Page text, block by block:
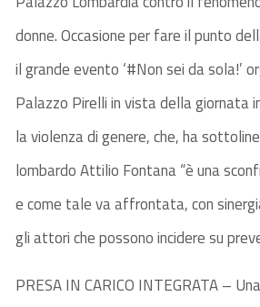
donne. Occasione per fare il punto
il grande evento ‘#Non sei da sola!’
Palazzo Pirelli in vista della giornata
la violenza di genere, che, ha
lombardo Attilio Fontana “è una
e come tale va affrontata, con
gli attori che possono incidere su
PRESA IN CARICO INTEGRATA –